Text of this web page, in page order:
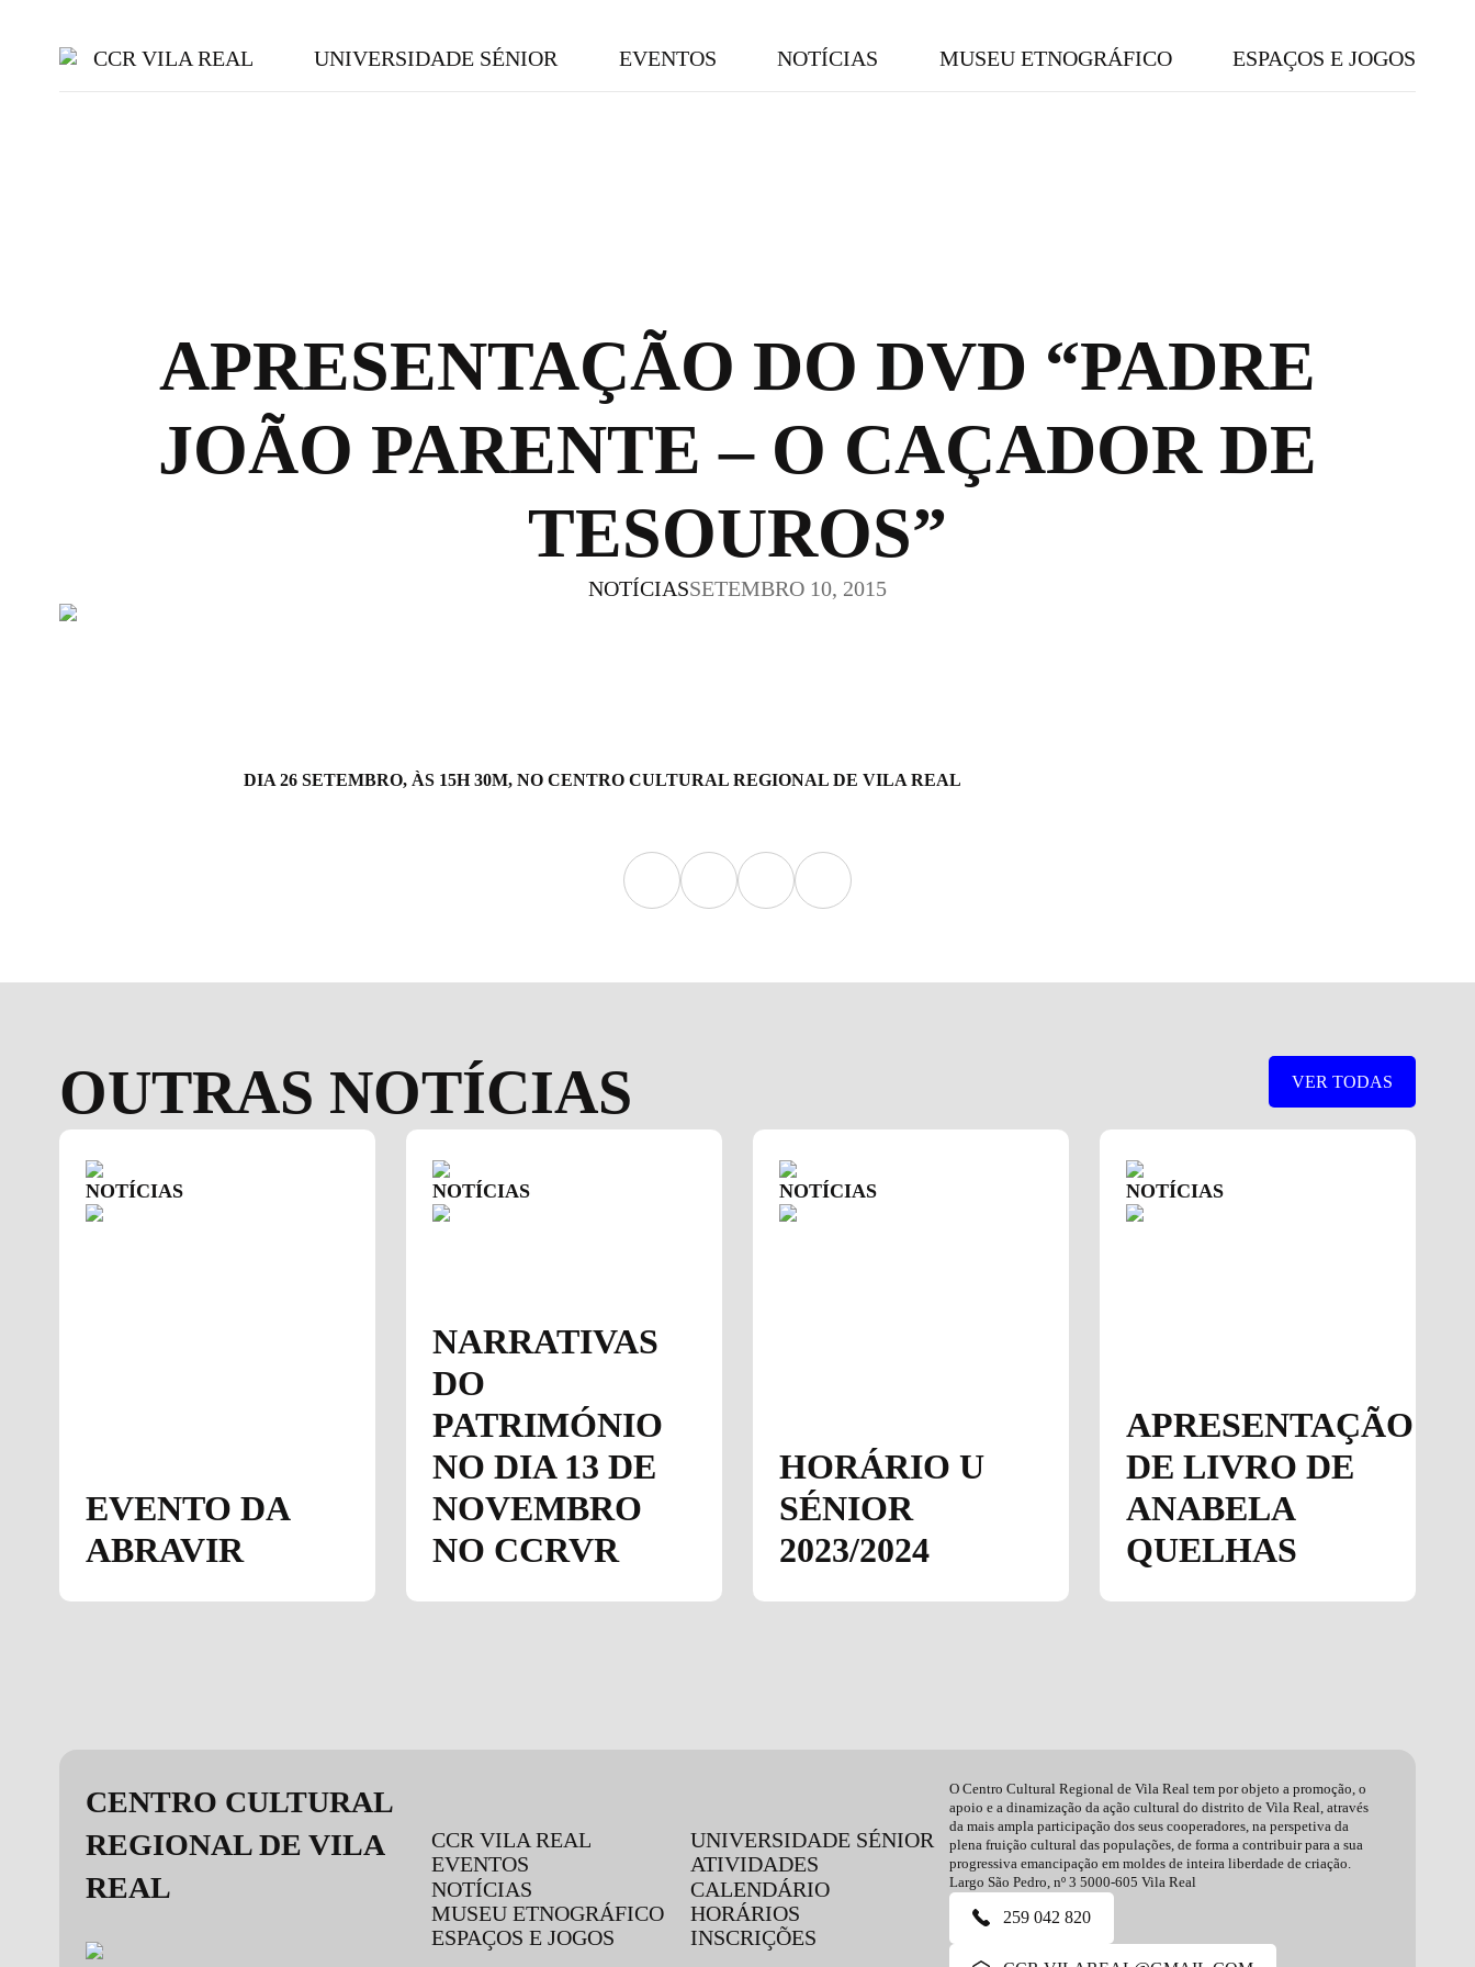
CCR VILA REAL UNIVERSIDADE SÉNIOR EVENTOS NOTÍCIAS MUSEU ETNOGRÁFICO ESPAÇOS E JOGOS
APRESENTAÇÃO DO DVD “PADRE
JOÃO PARENTE – O CAÇADOR DE
TESOUROS”
NOTÍCIASSETEMBRO 10, 2015
DIA 26 SETEMBRO, ÀS 15H 30M, NO CENTRO CULTURAL REGIONAL DE VILA REAL
OUTRAS NOTÍCIAS VER TODAS
NOTÍCIAS
EVENTO DA
ABRAVIR
NOTÍCIAS
NARRATIVAS
DO
PATRIMÓNIO
NO DIA 13 DE
NOVEMBRO
NO CCRVR
NOTÍCIAS
HORÁRIO U
SÉNIOR
2023/2024
NOTÍCIAS
APRESENTAÇÃO
DE LIVRO DE
ANABELA
QUELHAS
CENTRO CULTURAL
REGIONAL DE VILA
REAL
CCR VILA REAL
EVENTOS
NOTÍCIAS
MUSEU ETNOGRÁFICO
ESPAÇOS E JOGOS
UNIVERSIDADE SÉNIOR
ATIVIDADES
CALENDÁRIO
HORÁRIOS
INSCRIÇÕES
O Centro Cultural Regional de Vila Real tem por objeto a promoção, o
apoio e a dinamização da ação cultural do distrito de Vila Real, através
da mais ampla participação dos seus cooperadores, na perspetiva da
plena fruição cultural das populações, de forma a contribuir para a sua
progressiva emancipação em moldes de inteira liberdade de criação.
Largo São Pedro, nº 3 5000-605 Vila Real
259 042 820
by João
Pedro
Quental